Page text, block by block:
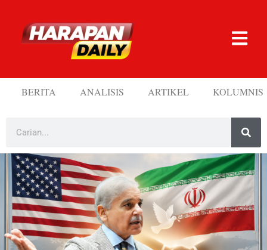
BERITA ANALISIS ARTIKEL KOLUMNIS